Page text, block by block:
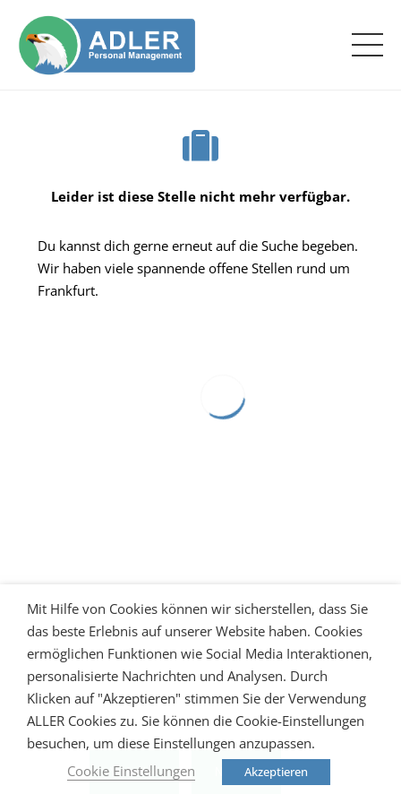
Leider ist diese Stelle nicht mehr verfügbar.
Du kannst dich gerne erneut auf die Suche begeben.
Wir haben viele spannende offene Stellen rund um
Frankfurt.
Mit Hilfe von Cookies können wir sicherstellen, dass Sie
das beste Erlebnis auf unserer Website haben. Cookies
ermöglichen Funktionen wie Social Media Interaktionen,
personalisierte Nachrichten und Analysen. Durch
Klicken auf "Akzeptieren" stimmen Sie der Verwendung
ALLER Cookies zu. Sie können die Cookie-Einstellungen
besuchen, um diese Einstellungen anzupassen.
Cookie Einstellungen
Akzeptieren